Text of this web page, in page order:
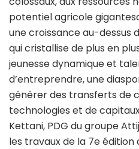
potentiel agricole
une croissance au-dessus
qui cristallise de plus en
jeunesse dynamique et
d’entreprendre, une
générer des transferts de
technologies et de
Kettani, PDG du groupe
les travaux de la 7e